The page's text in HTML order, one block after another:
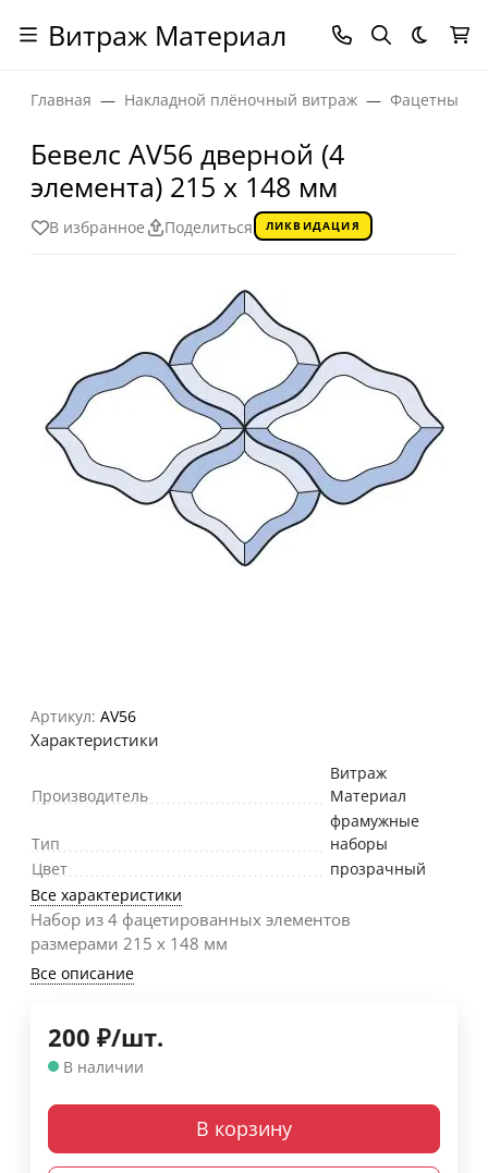
Витраж Материал Темная
Главная Накладной плёночный витраж Фацетные
Бевелс AV56 дверной (4
элемента) 215 х 148 мм
В избранное Поделиться ЛИКВИДАЦИЯ
Артикул: AV56
Характеристики
Производитель
Витраж
Материал
Тип
фрамужные
наборы
Цвет
прозрачный
Все характеристики
Набор из 4 фацетированных элементов
размерами 215 х 148 мм
Все описание
200 ₽/шт.
В наличии
В корзину